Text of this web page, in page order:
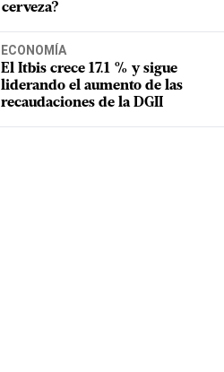
cerveza?
ECONOMÍA
El Itbis crece 17.1 % y sigue
liderando el aumento de las
recaudaciones de la DGII